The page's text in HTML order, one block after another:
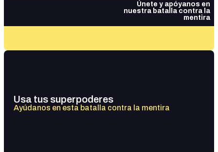
Únete y apóyanos en
nuestra batalla contra la
mentira
Usa tus superpoderes
Ayúdanos en esta batalla contra la mentira